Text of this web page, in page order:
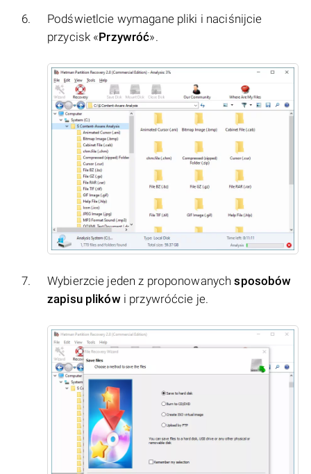
Podświetlcie wymagane pliki i naciśnijcie
przycisk «Przywróć».
Wybierzcie jeden z proponowanychsposobów
zapisu plikówi przywróćcie je.